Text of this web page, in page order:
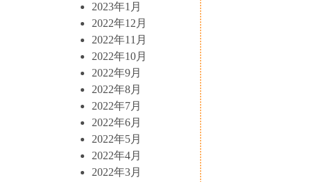
2023年1月
2022年12月
2022年11月
2022年10月
2022年9月
2022年8月
2022年7月
2022年6月
2022年5月
2022年4月
2022年3月